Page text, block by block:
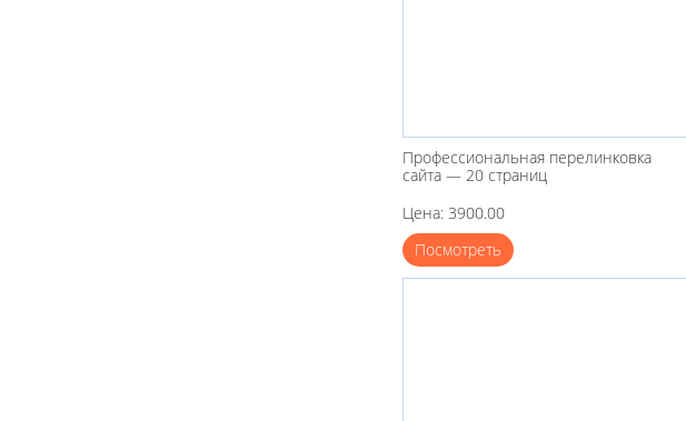
Профессиональная перелинковка
сайта — 20 страниц
Цена: 3900.00
Посмотреть